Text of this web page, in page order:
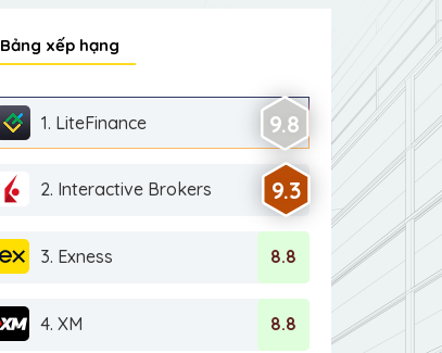
Bảng xếp hạng
1. LiteFinance 9.8
2. Interactive Brokers 9.3
3. Exness 8.8
4. XM 8.8